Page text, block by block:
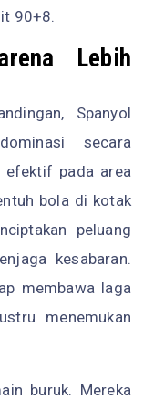
90+8.
Lebih
Spanyol
secara
efektif pada area
bola di kotak
peluang
kesabaran.
membawa laga
menemukan
buruk. Mereka